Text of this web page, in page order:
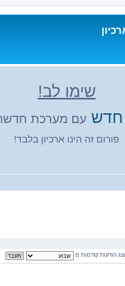
שימו לב!
חדש עם מערכת
פורום זה הינו ארכיון בלבד!
הודעות קודמות מ